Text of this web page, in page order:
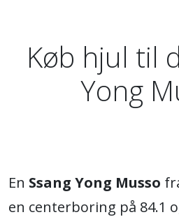
Køb hjul til
Yong
En Ssang Yong Musso
en centerboring på 84.1